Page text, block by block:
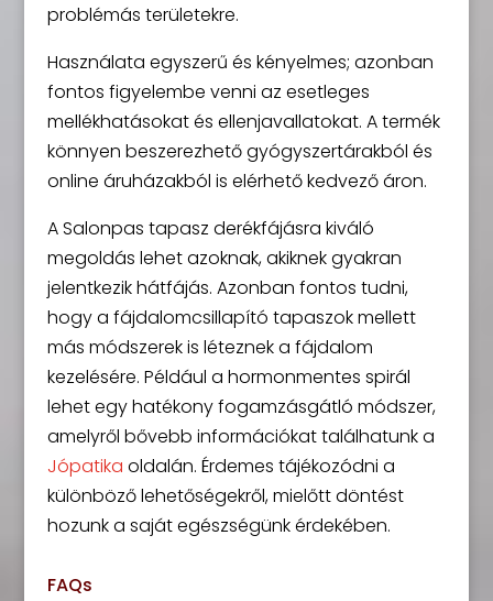
problémás területekre.
Használata egyszerű és kényelmes; azonban
fontos figyelembe venni az esetleges
mellékhatásokat és ellenjavallatokat. A termék
könnyen beszerezhető gyógyszertárakból és
online áruházakból is elérhető kedvező áron.
A Salonpas tapasz derékfájásra kiváló
megoldás lehet azoknak, akiknek gyakran
jelentkezik hátfájás. Azonban fontos tudni,
hogy a fájdalomcsillapító tapaszok mellett
más módszerek is léteznek a fájdalom
kezelésére. Például a hormonmentes spirál
lehet egy hatékony fogamzásgátló módszer,
amelyről bővebb információkat találhatunk a
Jópatika oldalán. Érdemes tájékozódni a
különböző lehetőségekről, mielőtt döntést
hozunk a saját egészségünk érdekében.
FAQs